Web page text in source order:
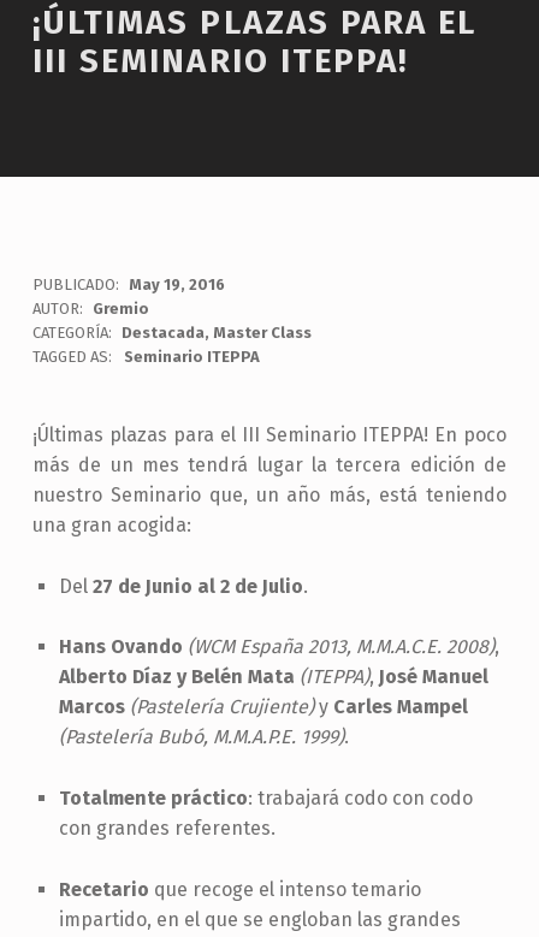
¡ÚLTIMAS PLAZAS PARA EL
III SEMINARIO ITEPPA!
PUBLICADO:
May 19, 2016
AUTOR:
Gremio
CATEGORÍA:
Destacada, Master Class
TAGGED AS:
Seminario ITEPPA
¡Últimas plazas para el III Seminario ITEPPA! En poco
más de un mes tendrá lugar la tercera edición de
nuestro Seminario que, un año más, está teniendo
una gran acogida:
Del 27 de Junio al 2 de Julio.
Hans Ovando (WCM España 2013, M.M.A.C.E. 2008),
Alberto Díaz y Belén Mata (ITEPPA), José Manuel
Marcos (Pastelería Crujiente)y Carles Mampel
(Pastelería Bubó, M.M.A.P.E. 1999).
Totalmente práctico: trabajará codo con codo
con grandes referentes.
Recetario que recoge el intenso temario
impartido, en el que se engloban las grandes